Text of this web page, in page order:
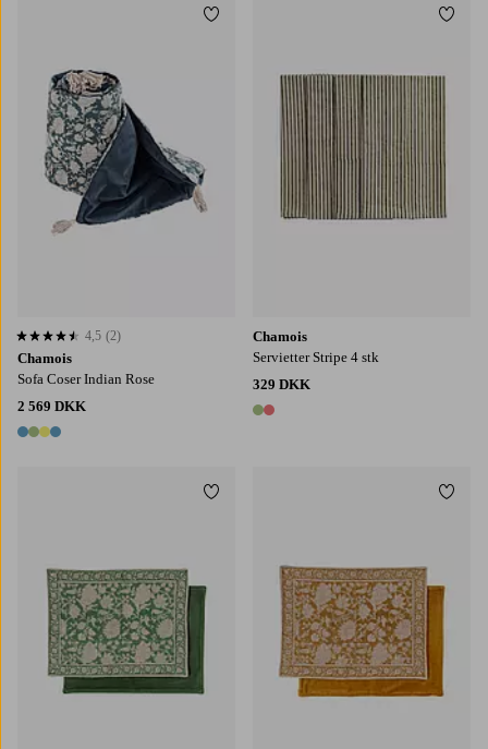
Chamois
Sofa Coser Indian Rose
2 569 DKK
4 farver
4,5 baseret på 2 bedømmelser
4,5 (2)
Tilføj til favoritter
Chamois
Servietter Stripe 4 stk
329 DKK
2 farver
Tilføj til favoritter